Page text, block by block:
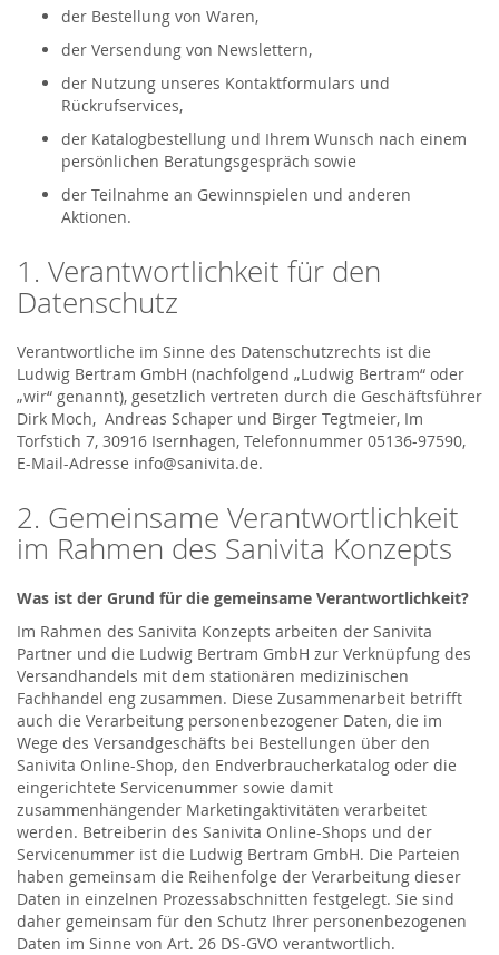
der Bestellung von Waren,
der Versendung von Newslettern,
der Nutzung unseres Kontaktformulars und
Rückrufservices,
der Katalogbestellung und Ihrem Wunsch nach einem
persönlichen Beratungsgespräch sowie
der Teilnahme an Gewinnspielen und anderen
Aktionen.
1. Verantwortlichkeit für den
Datenschutz
Verantwortliche im Sinne des Datenschutzrechts ist die
Ludwig Bertram GmbH (nachfolgend „Ludwig Bertram“ oder
„wir“ genannt), gesetzlich vertreten durch die Geschäftsführer
Dirk Moch, Andreas Schaper und Birger Tegtmeier, Im
Torfstich 7, 30916 Isernhagen, Telefonnummer 05136-97590,
E-Mail-Adresse info@sanivita.de.
2. Gemeinsame Verantwortlichkeit
im Rahmen des Sanivita Konzepts
Was ist der Grund für die gemeinsame Verantwortlichkeit?
Im Rahmen des Sanivita Konzepts arbeiten der Sanivita
Partner und die Ludwig Bertram GmbH zur Verknüpfung des
Versandhandels mit dem stationären medizinischen
Fachhandel eng zusammen. Diese Zusammenarbeit betrifft
auch die Verarbeitung personenbezogener Daten, die im
Wege des Versandgeschäfts bei Bestellungen über den
Sanivita Online-Shop, den Endverbraucherkatalog oder die
eingerichtete Servicenummer sowie damit
zusammenhängender Marketingaktivitäten verarbeitet
werden. Betreiberin des Sanivita Online-Shops und der
Servicenummer ist die Ludwig Bertram GmbH. Die Parteien
haben gemeinsam die Reihenfolge der Verarbeitung dieser
Daten in einzelnen Prozessabschnitten festgelegt. Sie sind
daher gemeinsam für den Schutz Ihrer personenbezogenen
Daten im Sinne von Art. 26 DS-GVO verantwortlich.